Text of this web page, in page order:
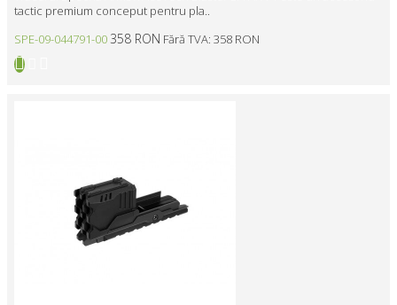
tactic premium conceput pentru pla..
SPE-09-044791-00 358 RON Fără TVA: 358 RON